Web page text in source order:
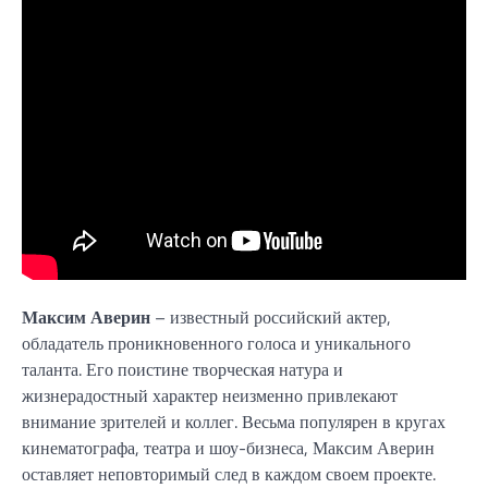
Максим Аверин – известный российский актер,
обладатель проникновенного голоса и уникального
таланта. Его поистине творческая натура и
жизнерадостный характер неизменно привлекают
внимание зрителей и коллег. Весьма популярен в кругах
кинематографа, театра и шоу-бизнеса, Максим Аверин
оставляет неповторимый след в каждом своем проекте.